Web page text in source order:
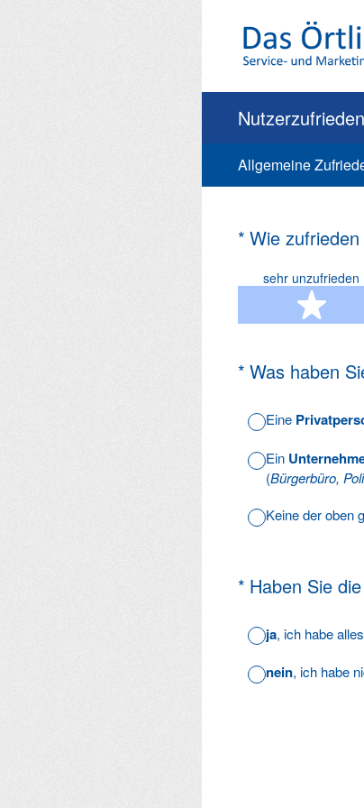
Allgemeine
* Wie
(Erforderlich.)
sehr unzufrieden
1
* Was haben
(Erforderlich.)
Eine
Ein
(Bürgerbüro,
Keine der oben
* Haben Sie
(Erforderlich.)
ja, ich habe
nein, ich habe